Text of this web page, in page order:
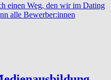
einen Weg, den wir im Dating
alle Bewerber:innen